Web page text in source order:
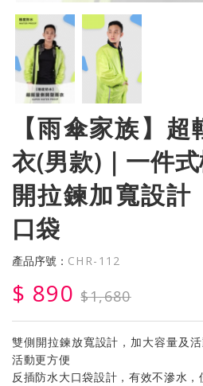
【雨傘家族】
衣(男款)｜一件
開拉鍊加寬設計
口袋
產品序號： CHR-112
$ 890$1,680
雙側開拉鍊放寬設計，加大容量及
活動更方便
反插防水大口袋設計，有效不滲水，